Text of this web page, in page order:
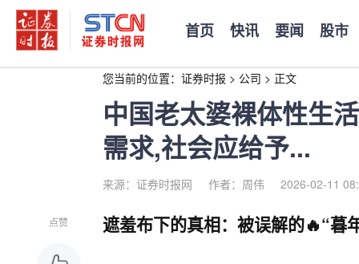
首页 快讯 要闻 股市
您当前的位置： 证券时报 > 公司 > 正文
中国老太婆裸体性生
需求,社会应给予...
来源：证券时报网 作者：周伟 2026-02-11
点赞 遮羞布下的真相：被误解的🔥“暮